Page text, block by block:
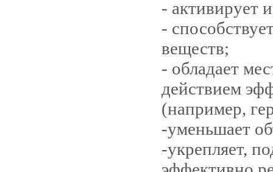
- активирует
-
веществ;
- обладает
действием
(например,
-уменьшает
-укрепляет,